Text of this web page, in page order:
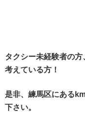
タクシー未経験者の
考えている方！
是非、練馬区にある
下さい。